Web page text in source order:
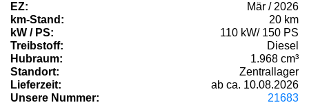
EZ:
Mär / 2026
km-Stand:
20 km
kW / PS:
110 kW/ 150 PS
Treibstoff:
Diesel
Hubraum:
1.968 cm³
Standort:
Zentrallager
Lieferzeit:
ab ca. 10.08.2026
Unsere Nummer:
21683